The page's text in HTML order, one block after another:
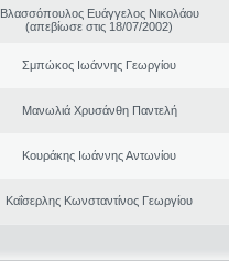
Βλασσόπουλος Ευάγγελος Νικολάου
(απεβίωσε στις 18/07/2002)
Σμπώκος Ιωάννης Γεωργίου
Μανωλιά Χρυσάνθη Παντελή
Κουράκης Ιωάννης Αντωνίου
Καΐσερλης Κωνσταντίνος Γεωργίου